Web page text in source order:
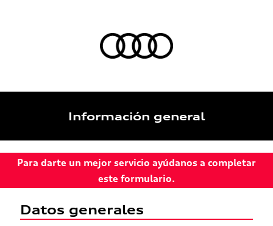
Información general
Para darte un mejor servicio ayúdanos a completar
este formulario.
Datos generales